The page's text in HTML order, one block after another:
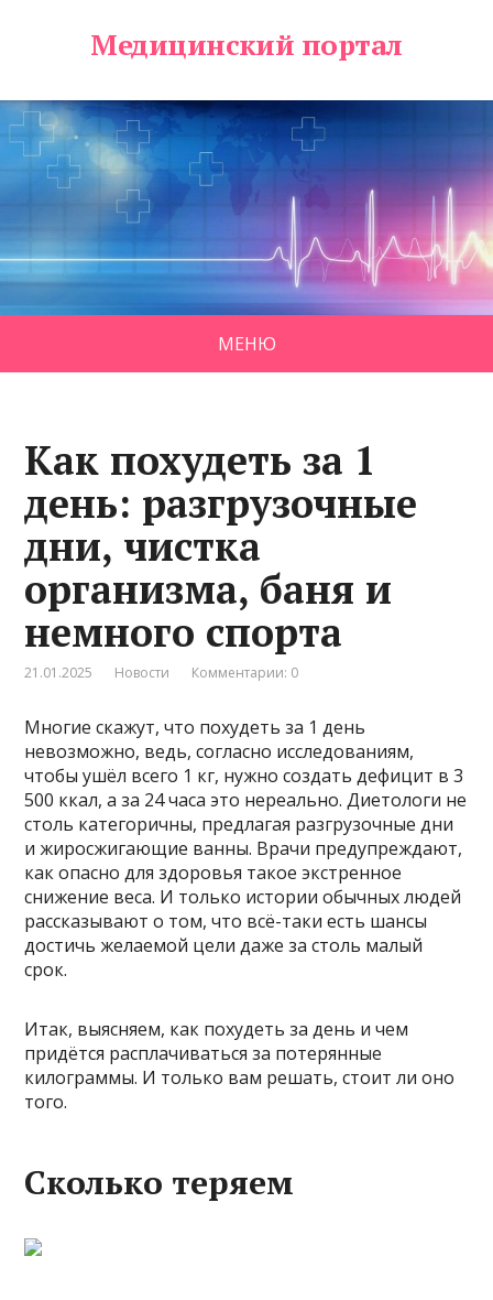
Медицинский портал
МЕНЮ
Как похудеть за 1
день: разгрузочные
дни, чистка
организма, баня и
немного спорта
21.01.2025 Новости Комментарии: 0
Многие скажут, что похудеть за 1 день
невозможно, ведь, согласно исследованиям,
чтобы ушёл всего 1 кг, нужно создать дефицит в 3
500 ккал, а за 24 часа это нереально. Диетологи не
столь категоричны, предлагая разгрузочные дни
и жиросжигающие ванны. Врачи предупреждают,
как опасно для здоровья такое экстренное
снижение веса. И только истории обычных людей
рассказывают о том, что всё-таки есть шансы
достичь желаемой цели даже за столь малый
срок.
Итак, выясняем, как похудеть за день и чем
придётся расплачиваться за потерянные
килограммы. И только вам решать, стоит ли оно
того.
Сколько теряем